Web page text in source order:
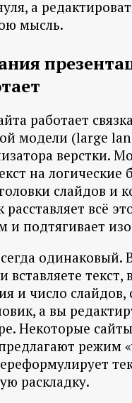
а
мысль.
работает
модели (large
верстки.
на логические
слайдов и
всё
и подтягивает
одинаковый.
вставляете текст,
и число слайдов,
а вы
Некоторые сайты
режим
раскладку.